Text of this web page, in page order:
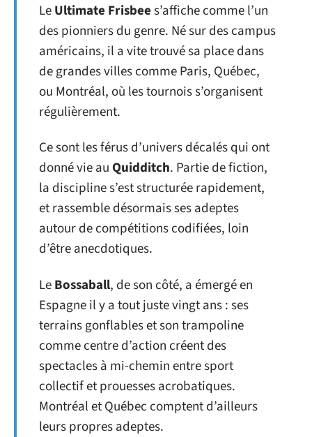
LeUltimate Frisbees’affiche comme l’un
des pionniers du genre. Né sur des campus
américains, il a vite trouvé sa place dans
de grandes villes comme Paris, Québec,
ou Montréal, où les tournois s’organisent
régulièrement.
Ce sont les férus d’univers décalés qui ont
donné vie au Quidditch. Partie de fiction,
la discipline s’est structurée rapidement,
et rassemble désormais ses adeptes
autour de compétitions codifiées, loin
d’être anecdotiques.
LeBossaball, de son côté, a émergé en
Espagne il y a tout juste vingt ans : ses
terrains gonflables et son trampoline
comme centre d’action créent des
spectacles à mi-chemin entre sport
collectif et prouesses acrobatiques.
Montréal et Québec comptent d’ailleurs
leurs propres adeptes.